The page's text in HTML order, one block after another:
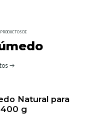
DE
Natural para
400 g